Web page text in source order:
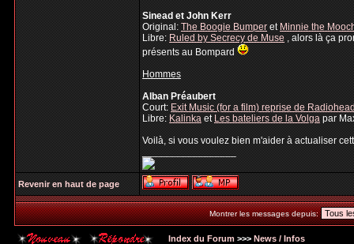
Sinead et John Kerr
Original:The Boogie BumperetMinnie the
Libre:Ruled by Secrecy de Muse, alors là ça
présents au Bompard
Hommes
Alban Préaubert
Court:Exit Music (for a film) reprise de
Libre:KalinkaetLes bateliers de la Volgapar
Voilà, si vous voulez bien m'aider à actualiser
_________________
Revenir en haut de page
Montrer les messages depuis:
Index du Forum >>> News / Infos